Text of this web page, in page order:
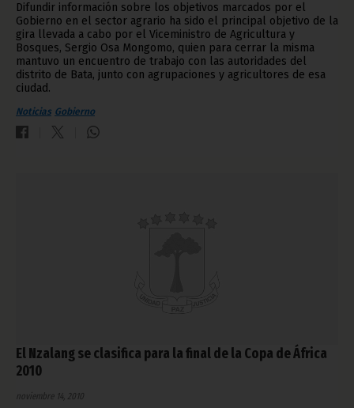
Difundir información sobre los objetivos marcados por el
Gobierno en el sector agrario ha sido el principal objetivo de la
gira llevada a cabo por el Viceministro de Agricultura y
Bosques, Sergio Osa Mongomo, quien para cerrar la misma
mantuvo un encuentro de trabajo con las autoridades del
distrito de Bata, junto con agrupaciones y agricultores de esa
ciudad.
Noticias Gobierno
El Nzalang se clasifica para la final de la Copa de África
2010
noviembre 14, 2010